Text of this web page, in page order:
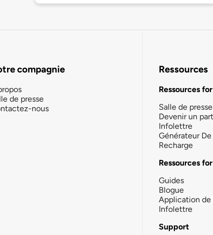
compagnie
de presse
nous
Ressources
Ressources
Salle de presse
Devenir un
Infolettre
Générateur
Recharge
Ressources
Guides
Blogue
Application de
Infolettre
Support